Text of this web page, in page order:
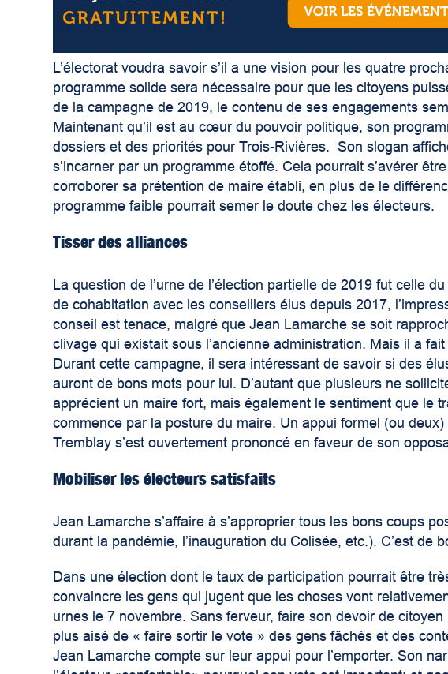
L’électorat voudra savoir s’il a une vision pour les quatre
programme solide sera nécessaire pour que les citoyens
de la campagne de 2019, le contenu de ses engagements
Maintenant qu’il est au cœur du pouvoir politique, son
dossiers et des priorités pour Trois-Rivières. Son slogan
s’incarner par un programme étoffé. Cela pourrait s’avérer
corroborer sa prétention de maire établi, en plus de le
programme faible pourrait semer le doute chez les électeurs.
Tisser des alliances
La question de l’urne de l’élection partielle de 2019 fut celle
de cohabitation avec les conseillers élus depuis 2017,
conseil est tenace, malgré que Jean Lamarche se soit
clivage qui existait sous l’ancienne administration. Mais il a
Durant cette campagne, il sera intéressant de savoir si des
auront de bons mots pour lui. D’autant que plusieurs ne
apprécient un maire fort, mais également le sentiment que le
commence par la posture du maire. Un appui formel (ou
Tremblay s’est ouvertement prononcé en faveur de son
Mobiliser les électeurs satisfaits
Jean Lamarche s’affaire à s’approprier tous les bons coups
durant la pandémie, l’inauguration du Colisée, etc.). C’est de
Dans une élection dont le taux de participation pourrait être
convaincre les gens qui jugent que les choses vont
urnes le 7 novembre. Sans ferveur, faire son devoir de
plus aisé de « faire sortir le vote » des gens fâchés et des
Jean Lamarche compte sur leur appui pour l’emporter. Son